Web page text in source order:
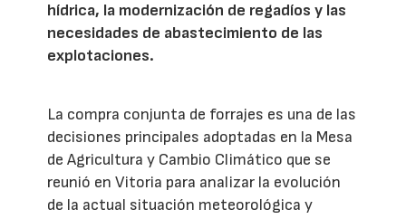
hídrica, la modernización de regadíos y las
necesidades de abastecimiento de las
explotaciones.
La compra conjunta de forrajes es una de las
decisiones principales adoptadas en la Mesa
de Agricultura y Cambio Climático que se
reunió en Vitoria para analizar la evolución
de la actual situación meteorológica y